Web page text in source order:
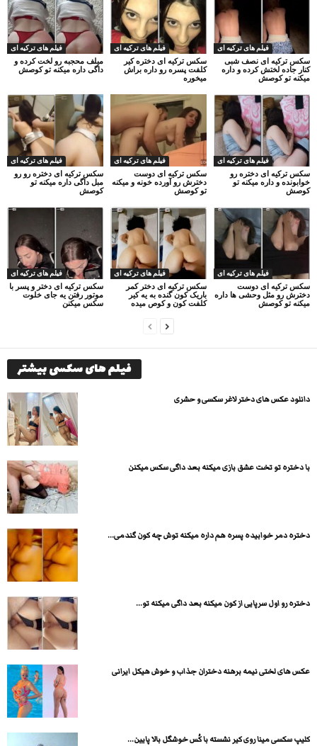
فیلم های ترکیه ای
میلف محجبه رو لخت کرده و
داگی داره میکنه تو کوصش
فیلم های ترکیه ای
سکس ترکیه ای دختره کیر
کلفت پسره رو داره براش
میخوره
فیلم های ترکیه ای
سکس ترکیه ای نصف شبی
کنار جاده لختش کرده و داره
میکنه تو کوصش
فیلم های ترکیه ای
سکس ترکیه ای دختره رو رو
مبل داگی داره میکنه تو
کوصش
فیلم های ترکیه ای
سکس ترکیه ای دوست
دخترش رو آورده خونه و میکنه
تو کوصش
فیلم های ترکیه ای
سکس ترکیه ای دختره رو
خوابونده و داره میکنه تو
کوصش
فیلم های ترکیه ای
سکس ترکیه ای دختر و پسر با
موتور رفتن یه جای خلوت
سکس میکنن
فیلم های ترکیه ای
سکس ترکیه ای دختر کمر
باریک کون گنده به یه کیر
کلفت کون و کوص میده
فیلم های ترکیه ای
سکس ترکیه ای دوست
دخترش رو مثل وحشی ها داره
میکنه تو کوصش
فیلم های سکسی بیشتر
دانلود عکس های دختر لاغر سکسی و حشری
با دختره تو تخت عشق بازی میکنه بعد داگی سکس میکنن
دختره دمر خوابیده پسره هم داره میکنه توش چه کون گندمی...
دختره رو اول سرپایی از کون میکنه بعد داگی میکنه تو...
عکس های لختی نیمه برهنه دختران جذاب و خوش هیکل ایرانی
کلیپ سکسی مینا روی کیر نشسته با کُس خوشگل بالا پایین...